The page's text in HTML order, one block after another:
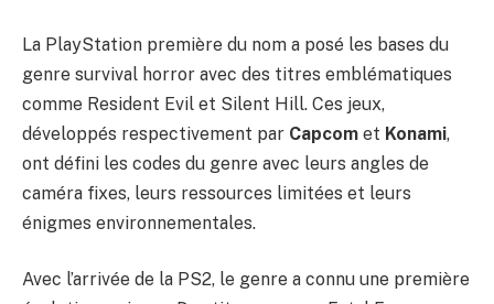
La PlayStation première du nom a posé les bases du
genre survival horror avec des titres emblématiques
comme Resident Evil et Silent Hill. Ces jeux,
développés respectivement par Capcom et Konami,
ont défini les codes du genre avec leurs angles de
caméra fixes, leurs ressources limitées et leurs
énigmes environnementales.
Avec l’arrivée de la PS2, le genre a connu une première